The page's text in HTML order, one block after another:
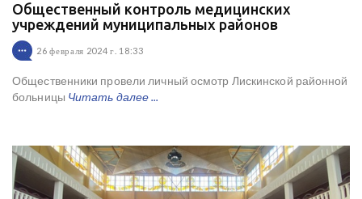
Общественный контроль медицинских
учреждений муниципальных районов
26 февраля 2024 г. 18:33
Общественники провели личный осмотр Лискинской районной
больницы Читать далее ...